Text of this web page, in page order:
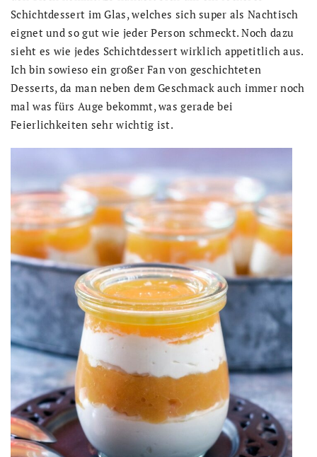
Schichtdessert im Glas, welches sich super als Nachtisch
eignet und so gut wie jeder Person schmeckt. Noch dazu
sieht es wie jedes Schichtdessert wirklich appetitlich aus.
Ich bin sowieso ein großer Fan von geschichteten
Desserts, da man neben dem Geschmack auch immer noch
mal was fürs Auge bekommt, was gerade bei
Feierlichkeiten sehr wichtig ist.